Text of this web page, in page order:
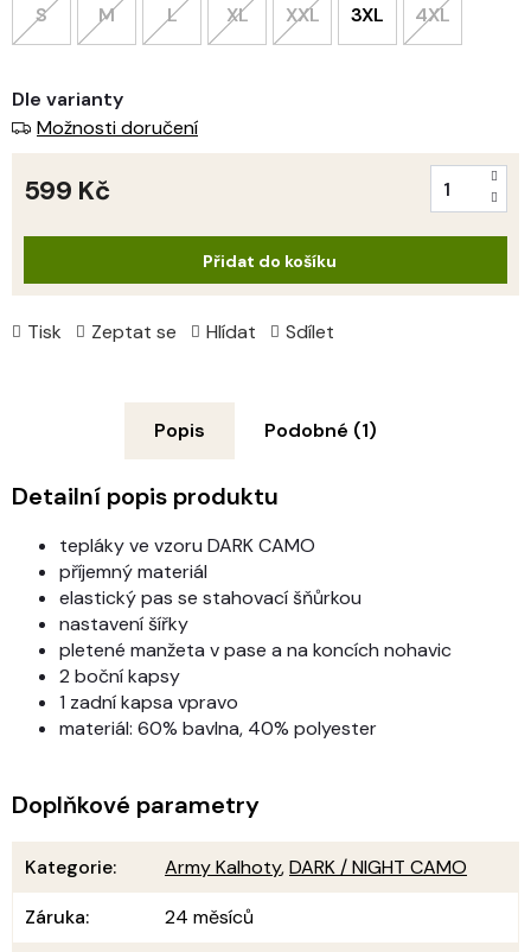
S M L XL XXL 3XL 4XL
Tisk Zeptat se Hlídat Sdílet
Dle varianty
Možnosti doručení
599 Kč
Přidat do košíku
Popis Podobné (1)
Detailní popis produktu
tepláky ve vzoru DARK CAMO
příjemný materiál
elastický pas se stahovací šňůrkou
nastavení šířky
pletené manžeta v pase a na koncích nohavic
2 boční kapsy
1 zadní kapsa vpravo
materiál: 60% bavlna, 40% polyester
Doplňkové parametry
Kategorie: Army Kalhoty,DARK / NIGHT CAMO
Záruka:
24 měsíců